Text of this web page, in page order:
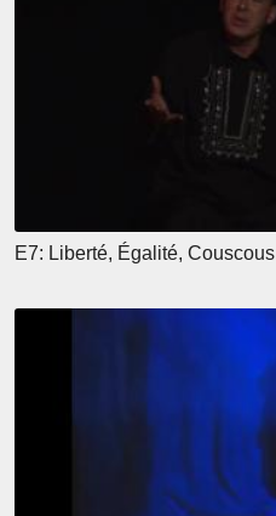
E7: Liberté, Égalité, Couscous